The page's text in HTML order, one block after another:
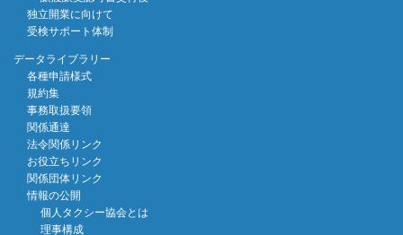
独立開業に向けて
受検サポート体制
データライブラリー
各種申請様式
規約集
事務取扱要領
関係通達
法令関係リンク
お役立ちリンク
関係団体リンク
情報の公開
個人タクシー協会とは
理事構成